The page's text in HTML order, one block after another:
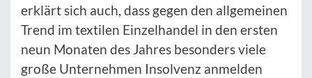
erklärt sich auch, dass gegen den allgemeinen
Trend im textilen Einzelhandel in den ersten
neun Monaten des Jahres besonders viele
große Unternehmen Insolvenz anmelden